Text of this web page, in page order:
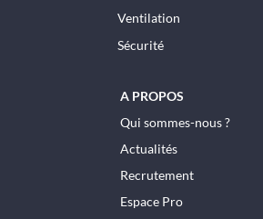
Ventilation
Sécurité
A PROPOS
Qui sommes-nous ?
Actualités
Recrutement
Espace Pro